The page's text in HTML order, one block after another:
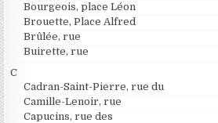
Bourgeois, place Léon
Brouette, Place Alfred
Brûlée, rue
Buirette, rue
C
Cadran-Saint-Pierre, rue du
Camille-Lenoir, rue
Capucins, rue des